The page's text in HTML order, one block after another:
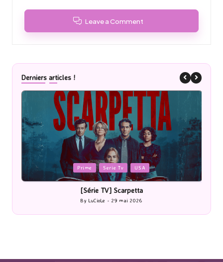
Leave a Comment
Derniers articles !
Posted
in
Prime Serie Tv USA
[Série TV] Scarpetta
Posted
by
By LuCioLe 29 mai 2026